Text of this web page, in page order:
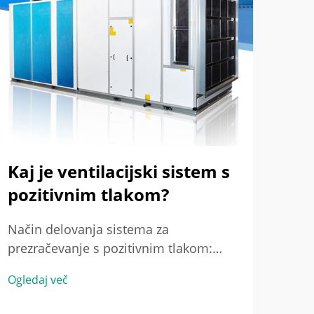
Kaj je ventilacijski sistem s
pozitivnim tlakom?
Način delovanja sistema za
prezračevanje s pozitivnim tlakom:
vzdrževanje nadzorovane pretoka
Ogledaj več